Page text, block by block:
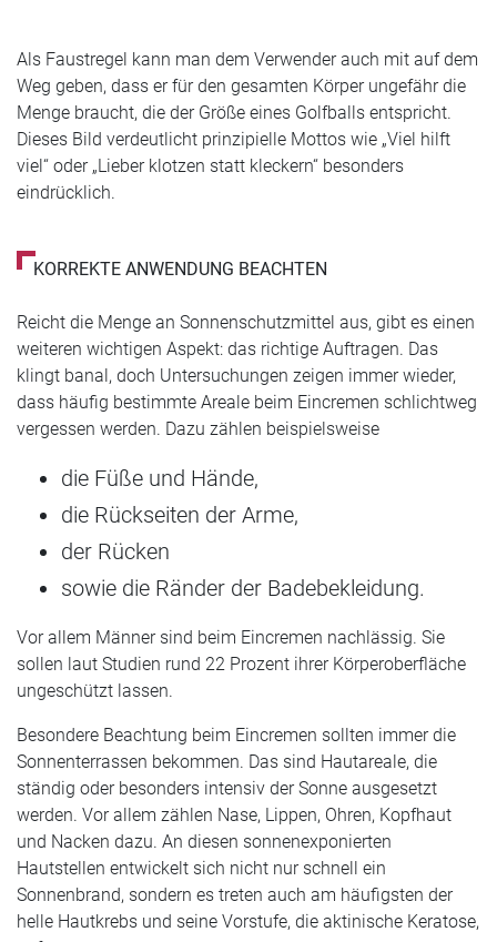
Als Faustregel kann man dem Verwender auch mit auf dem
Weg geben, dass er für den gesamten Körper ungefähr die
Menge braucht, die der Größe eines Golfballs entspricht.
Dieses Bild verdeutlicht prinzipielle Mottos wie „Viel hilft
viel“ oder „Lieber klotzen statt kleckern“ besonders
eindrücklich.
KORREKTE ANWENDUNG BEACHTEN
Reicht die Menge an Sonnenschutzmittel aus, gibt es einen
weiteren wichtigen Aspekt: das richtige Auftragen. Das
klingt banal, doch Untersuchungen zeigen immer wieder,
dass häufig bestimmte Areale beim Eincremen schlichtweg
vergessen werden. Dazu zählen beispielsweise
die Füße und Hände,
die Rückseiten der Arme,
der Rücken
sowie die Ränder der Badebekleidung.
Vor allem Männer sind beim Eincremen nachlässig. Sie
sollen laut Studien rund 22 Prozent ihrer Körperoberfläche
ungeschützt lassen.
Besondere Beachtung beim Eincremen sollten immer die
Sonnenterrassen bekommen. Das sind Hautareale, die
ständig oder besonders intensiv der Sonne ausgesetzt
werden. Vor allem zählen Nase, Lippen, Ohren, Kopfhaut
und Nacken dazu. An diesen sonnenexponierten
Hautstellen entwickelt sich nicht nur schnell ein
Sonnenbrand, sondern es treten auch am häufigsten der
helle Hautkrebs und seine Vorstufe, die aktinische Keratose,